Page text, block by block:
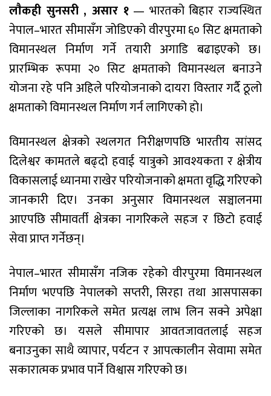
लाैकही सुनसरी , असार १— भारतको बिहार राज्यस्थित
नेपाल–भारत सीमासँग जोडिएको वीरपुरमा ६० सिट क्षमताको
विमानस्थल निर्माण गर्ने तयारी अगाडि बढाइएको छ।
प्रारम्भिक रूपमा २० सिट क्षमताको विमानस्थल बनाउने
योजना रहे पनि अहिले परियोजनाको दायरा विस्तार गर्दै ठूलो
क्षमताको विमानस्थल निर्माण गर्न लागिएको हो।
विमानस्थल क्षेत्रको स्थलगत निरीक्षणपछि भारतीय सांसद
दिलेश्वर कामतले बढ्दो हवाई यात्रुको आवश्यकता र क्षेत्रीय
विकासलाई ध्यानमा राखेर परियोजनाको क्षमता वृद्धि गरिएको
जानकारी दिए। उनका अनुसार विमानस्थल सञ्चालनमा
आएपछि सीमावर्ती क्षेत्रका नागरिकले सहज र छिटो हवाई
सेवा प्राप्त गर्नेछन्।
नेपाल–भारत सीमासँग नजिक रहेको वीरपुरमा विमानस्थल
निर्माण भएपछि नेपालको सप्तरी, सिरहा तथा आसपासका
जिल्लाका नागरिकले समेत प्रत्यक्ष लाभ लिन सक्ने अपेक्षा
गरिएको छ। यसले सीमापार आवतजावतलाई सहज
बनाउनुका साथै व्यापार, पर्यटन र आपत्कालीन सेवामा समेत
सकारात्मक प्रभाव पार्ने विश्वास गरिएको छ।